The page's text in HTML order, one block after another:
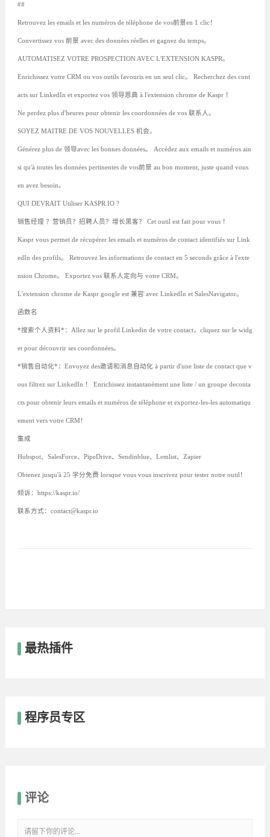
##
Retrouvez les emails et les numéros de téléphone de vos前景en 1 clic！
Convertissez vos 前景 avec des données réelles et gagnez du temps。
AUTOMATISEZ VOTRE PROSPECTION AVEC L'EXTENSION KASPR。
Enrichissez votre CRM ou vos outils favouris en un seul clic。 Recherchez des cont
acts sur LinkedIn et exportez vos 领导恩典 à l'extension chrome de Kaspr ！
Ne perdez plus d'heures pour obtenir les coordonnées de vos 联系人。
SOYEZ MAITRE DE VOS NOUVELLES 机会。
Générez plus de 领导avec les bonnes données。 Accédez aux emails et numéros ain
si qu'à toutes les données pertinentes de vos前景 au bon moment, juste quand vous
en avez besoin。
QUI DEVRAIT Utiliser KASPR.IO ?
销售经理 ？营销员？招聘人员？增长黑客？ Cet outil est fait pour vous ！
Kaspr vous permet de récupérer les emails et numéros de contact identifiés sur Link
edIn des profils。 Retrouvez les informations de contact en 5 seconds grâce à l'exte
nsion Chrome。 Exportez vos 联系人定向与 votre CRM。
L'extension chrome de Kaspr google est 兼容 avec LinkedIn et SalesNavigator。
函数名
*搜索个人资料*：Allez sur le profil Linkedin de votre contact，cliquez sur le widg
et pour découvrir ses coordonnées。
*销售自动化*：Envoyez des邀请和消息自动化 à partir d'une liste de contact que v
ous filtrez sur LinkedIn ！ Enrichissez instantanément une liste / un groupe deconta
cts pour obtenir leurs emails et numéros de téléphone et exportez-les-les automatiqu
ement vers votre CRM！
集成
Hubspot、SalesForce、PipeDrive、Sendinblue、Lemlist、Zapier
Obtenez jusqu'à 25 学分免费 lorsque vous vous inscrivez pour tester notre outil！
倾诉：https://kaspr.io/
联系方式：contact@kaspr.io
最热插件
程序员专区
评论